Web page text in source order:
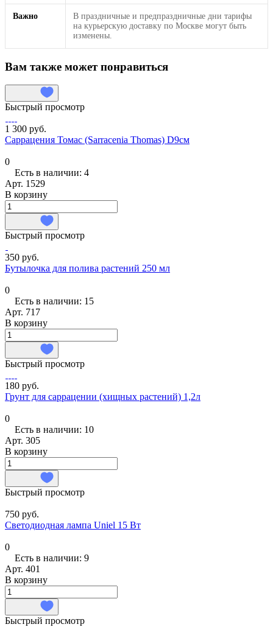
Важно
В праздничные и предпраздничные дни тарифы
на курьерскую доставку по Москве могут быть
изменены.
Вам также может понравиться
Быстрый просмотр
1 300 руб.
Саррацения Томас (Sarracenia Thomas) D9cм
0
Есть в наличии: 4
Арт. 1529
В корзину
Быстрый просмотр
350 руб.
Бутылочка для полива растений 250 мл
0
Есть в наличии: 15
Арт. 717
В корзину
Быстрый просмотр
180 руб.
Грунт для саррацении (хищных растений) 1,2л
0
Есть в наличии: 10
Арт. 305
В корзину
Быстрый просмотр
750 руб.
Светодиодная лампа Uniel 15 Вт
0
Есть в наличии: 9
Арт. 401
В корзину
Быстрый просмотр